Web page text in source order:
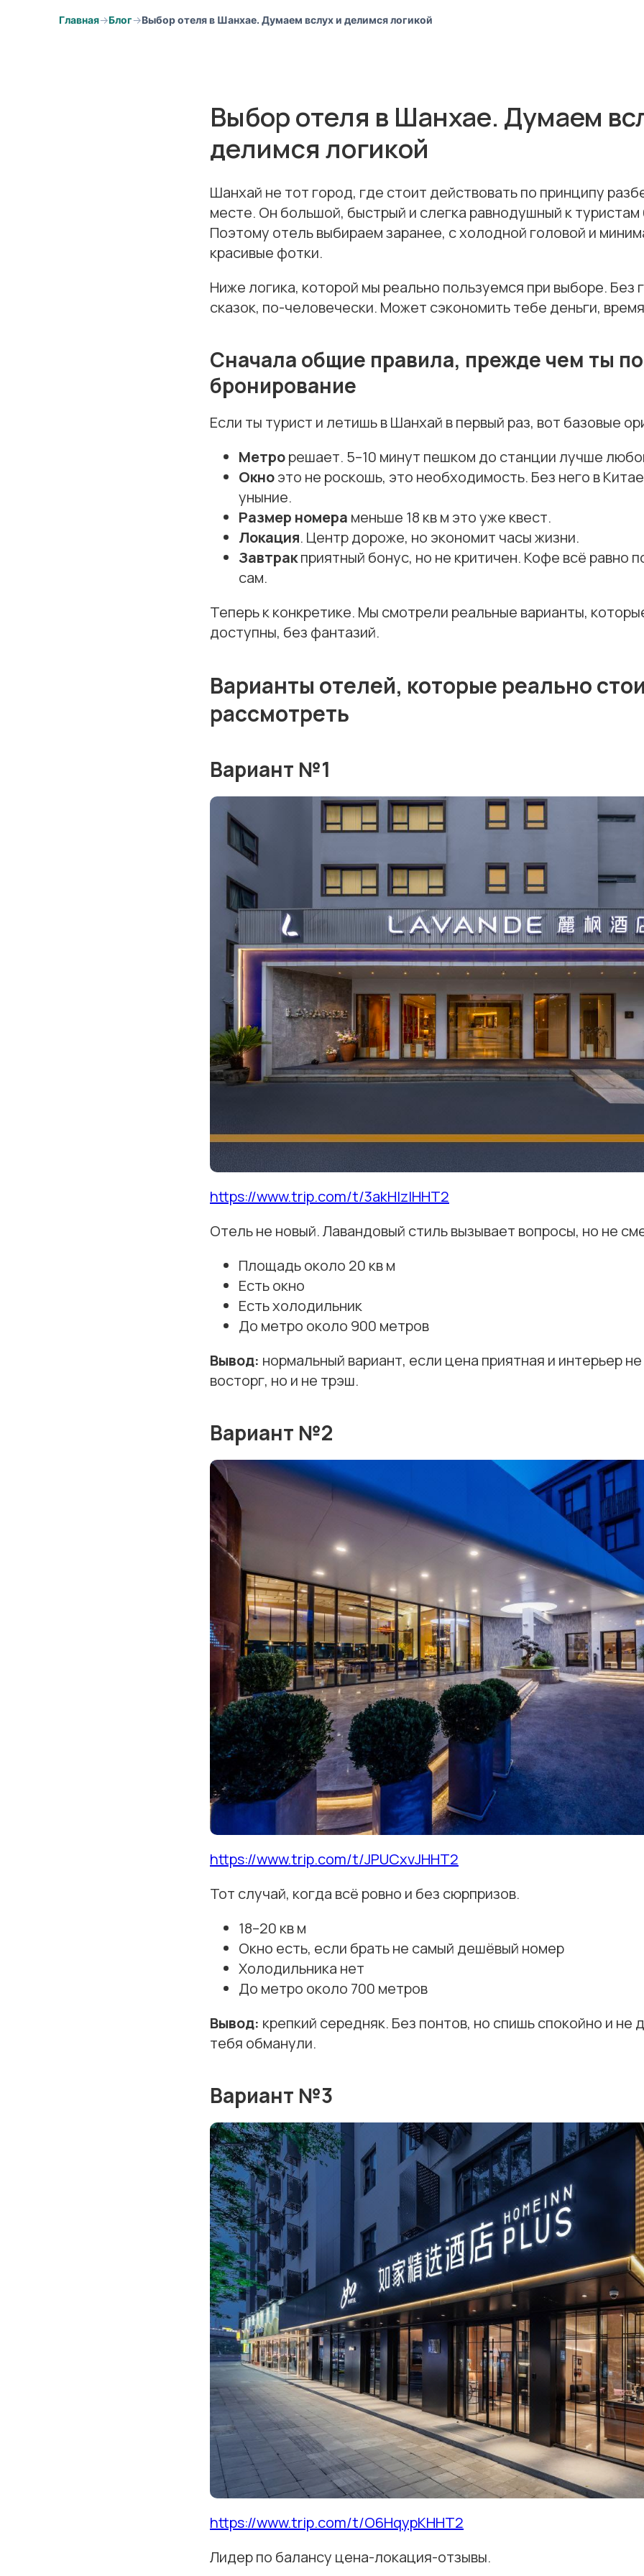
Главная Блог Выбор отеля в Шанхае. Думаем вслух и делимся логикой
Выбор отеля в Шанхае. Думаем
делимся логикой
Шанхай не тот город, где стоит действовать по принципу
месте. Он большой, быстрый и слегка равнодушный к туристам
Поэтому отель выбираем заранее, с холодной головой и
красивые фотки.
Ниже логика, которой мы реально пользуемся при выборе. Без
сказок, по-человечески. Может сэкономить тебе деньги,
Сначала общие правила, прежде чем ты
бронирование
Если ты турист и летишь в Шанхай в первый раз, вот базовые
Метрорешает. 5–10 минут пешком до станции лучше
Окноэто не роскошь, это необходимость. Без него в
уныние.
Размер номера меньше 18 кв м это уже квест.
Локация. Центр дороже, но экономит часы жизни.
Завтракприятный бонус, но не критичен. Кофе всё равно
сам.
Теперь к конкретике. Мы смотрели реальные варианты,
доступны, без фантазий.
Варианты отелей, которые реально
рассмотреть
Вариант №1
https://www.trip.com/t/3akHlzIHHT2
Отель не новый. Лавандовый стиль вызывает вопросы, но не
Площадь около 20 кв м
Есть окно
Есть холодильник
До метро около 900 метров
Вывод: нормальный вариант, если цена приятная и интерьер
восторг, но и не трэш.
Вариант №2
https://www.trip.com/t/JPUCxvJHHT2
Тот случай, когда всё ровно и без сюрпризов.
18–20 кв м
Окно есть, если брать не самый дешёвый номер
Холодильника нет
До метро около 700 метров
Вывод: крепкий середняк. Без понтов, но спишь спокойно и не
тебя обманули.
Вариант №3
https://www.trip.com/t/O6HqypKHHT2
Лидер по балансу цена-локация-отзывы.